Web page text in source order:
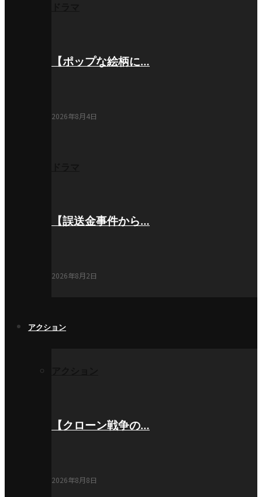
【ポップな絵柄に…
2026年8月4日
【誤送金事件から…
2026年8月2日
アクション
【クローン戦争の…
2026年8月8日